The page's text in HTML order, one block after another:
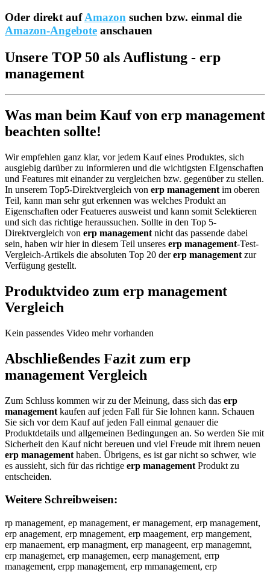
Oder direkt aufAmazon suchen bzw. einmal die
Amazon-Angebote anschauen
Unsere TOP 50 als Auflistung - erp
management
Was man beim Kauf von erp management
beachten sollte!
Wir empfehlen ganz klar, vor jedem Kauf eines Produktes, sich
ausgiebig darüber zu informieren und die wichtigsten EIgenschaften
und Features mit einander zu vergleichen bzw. gegenüber zu stellen.
In unserem Top5-Direktvergleich von erp management im oberen
Teil, kann man sehr gut erkennen was welches Produkt an
Eigenschaften oder Featueres ausweist und kann somit Selektieren
und sich das richtige heraussuchen. Sollte in den Top 5-
Direktvergleich von erp management nicht das passende dabei
sein, haben wir hier in diesem Teil unseres erp management-Test-
Vergleich-Artikels die absoluten Top 20 dererp management zur
Verfügung gestellt.
Produktvideo zum erp management
Vergleich
Kein passendes Video mehr vorhanden
Abschließendes Fazit zum erp
management Vergleich
Zum Schluss kommen wir zu der Meinung, dass sich das erp
management kaufen auf jeden Fall für Sie lohnen kann. Schauen
Sie sich vor dem Kauf auf jeden Fall einmal genauer die
Produktdetails und allgemeinen Bedingungen an. So werden Sie mit
Sicherheit den Kauf nicht bereuen und viel Freude mit ihrem neuen
erp management haben. Übrigens, es ist gar nicht so schwer, wie
es aussieht, sich für das richtige erp management Produkt zu
entscheiden.
Weitere Schreibweisen:
rp management, ep management, er management, erp management,
erp anagement, erp mnagement, erp maagement, erp mangement,
erp manaement, erp managment, erp manageent, erp managemnt,
erp managemet, erp managemen, eerp management, errp
management, erpp management, erp mmanagement, erp